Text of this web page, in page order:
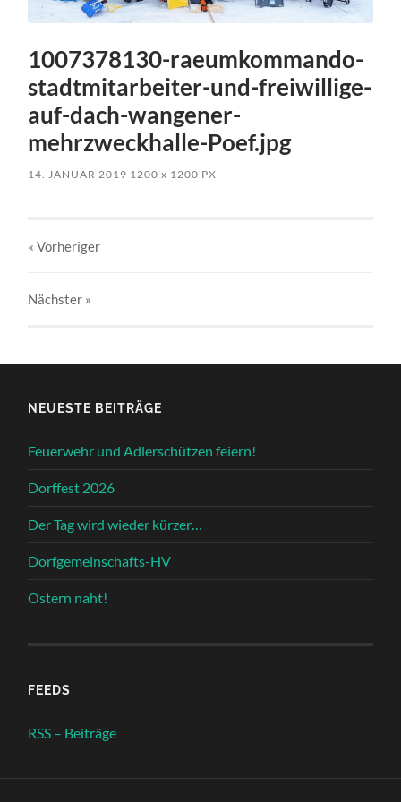
1007378130-raeumkommando-
stadtmitarbeiter-und-freiwillige-
auf-dach-wangener-
mehrzweckhalle-Poef.jpg
14. JANUAR 2019 1200x 1200 PX
« Vorheriger
Nächster »
NEUESTE BEITRÄGE
Feuerwehr und Adlerschützen feiern!
Dorffest 2026
Der Tag wird wieder kürzer…
Dorfgemeinschafts-HV
Ostern naht!
FEEDS
RSS – Beiträge